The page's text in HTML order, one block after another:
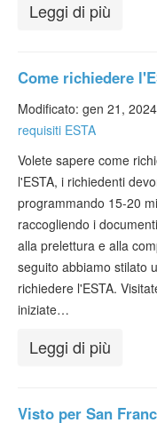
Leggi di più
Come richiedere
Modificato: gen 21,
requisiti ESTA
Volete sapere come
l'ESTA, i richiedenti
programmando 15-20
raccogliendo i
alla prelettura e alla
seguito abbiamo stilato
richiedere l'ESTA.
iniziate…
Leggi di più
Visto per San